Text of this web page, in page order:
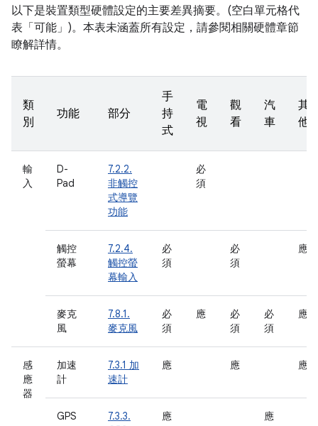
以下是裝置類型硬體設定的主要差異摘要。(空白單元格代
表「可能」)。本表未涵蓋所有設定，請參閱相關硬體章節
瞭解詳情。
類
別
功能 部分
手
持
式
電
視
觀
看
汽
車
其
他
輸
入
D-
Pad
7.2.2.
非觸控
式導覽
功能
必
須
觸控
螢幕
7.2.4.
觸控螢
幕輸入
必
須
必
須
應
麥克
風
7.8.1.
麥克風
必
須
應
必
須
必
須
應
感
應
器
加速
計
7.3.1 加
速計
應 應 應
GPS
7.3.3.
應 應